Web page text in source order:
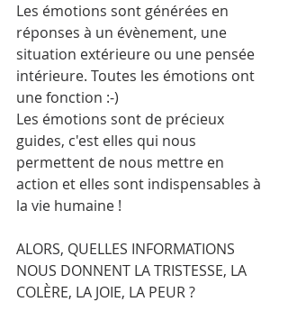
Les émotions sont générées en
réponses à un évènement, une
situation extérieure ou une pensée
intérieure. Toutes les émotions ont
une fonction :-)
Les émotions sont de précieux
guides, c'est elles qui nous
permettent de nous mettre en
action et elles sont indispensables à
la vie humaine !
ALORS, QUELLES INFORMATIONS
NOUS DONNENT LA TRISTESSE, LA
COLÈRE, LA JOIE, LA PEUR ?